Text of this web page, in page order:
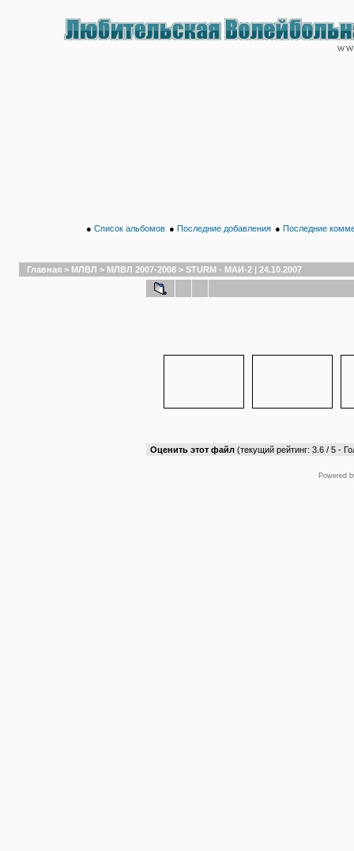
● Список альбомов ● Последние добавления ● Последние
Главная > МЛВЛ > МЛВЛ 2007-2008 > STURM - МАИ-2 | 24.10.2007
Оценить этот файл (текущий рейтинг: 3.6 / 5 -
Powered